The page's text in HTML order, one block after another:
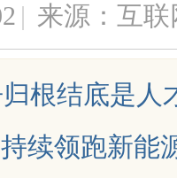
| 来源：互联
根结底是人
续领跑新
疗专业指南